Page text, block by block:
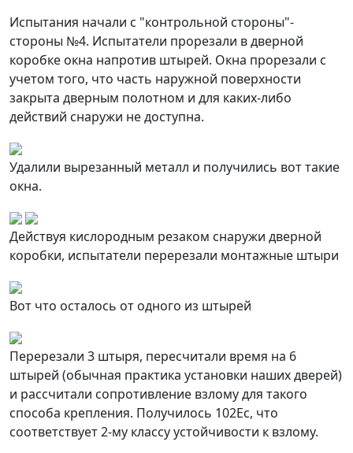
Испытания начали с "контрольной стороны"-
стороны №4. Испытатели прорезали в дверной
коробке окна напротив штырей. Окна прорезали с
учетом того, что часть наружной поверхности
закрыта дверным полотном и для каких-либо
действий снаружи не доступна.
Удалили вырезанный металл и получились вот такие
окна.
Действуя кислородным резаком снаружи дверной
коробки, испытатели перерезали монтажные штыри
Вот что осталось от одного из штырей
Перерезали 3 штыря, пересчитали время на 6
штырей (обычная практика установки наших дверей)
и рассчитали сопротивление взлому для такого
способа крепления. Получилось 102Ес, что
соответствует 2-му классу устойчивости к взлому.